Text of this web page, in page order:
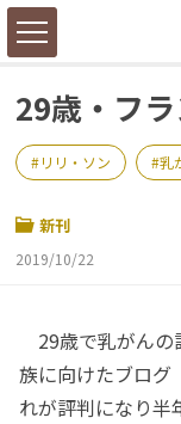
29歳・フ
リリ・ソン 乳
新刊
2019/10/22
29歳で乳がんの
族に向けたブログ
れが評判になり半